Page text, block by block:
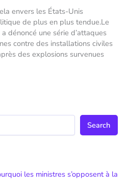
envers les États-Unis
de plus en plus tendue.Le
dénoncé une série d’attaques
contre des installations civiles
des explosions survenues
Search
les ministres s’opposent à la